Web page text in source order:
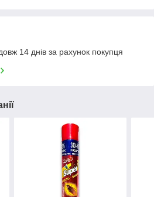
14 днів за рахунок покупця